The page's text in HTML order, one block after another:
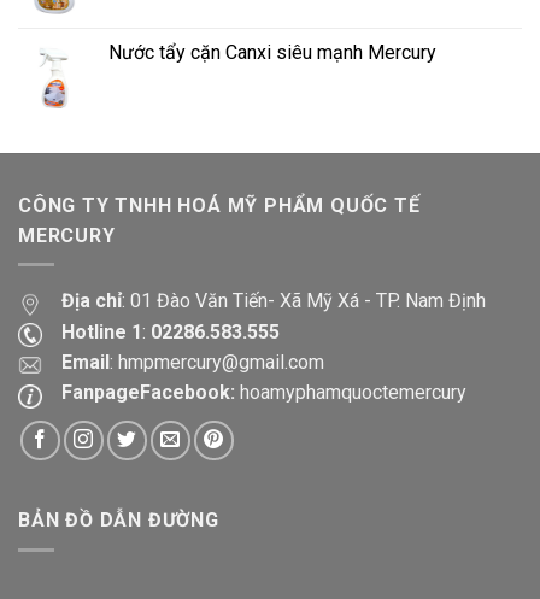
Nước tẩy cặn Canxi siêu mạnh Mercury
CÔNG TY TNHH HOÁ MỸ PHẨM QUỐC TẾ
MERCURY
Địa chỉ: 01 Đào Văn Tiến- Xã Mỹ Xá - TP. Nam Định
Hotline 1: 02286.583.555
Email: hmpmercury@gmail.com
FanpageFacebook: hoamyphamquoctemercury
BẢN ĐỒ DẪN ĐƯỜNG